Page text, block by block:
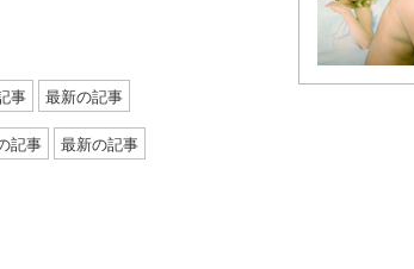
事 最新の記事
記事 最新の記事